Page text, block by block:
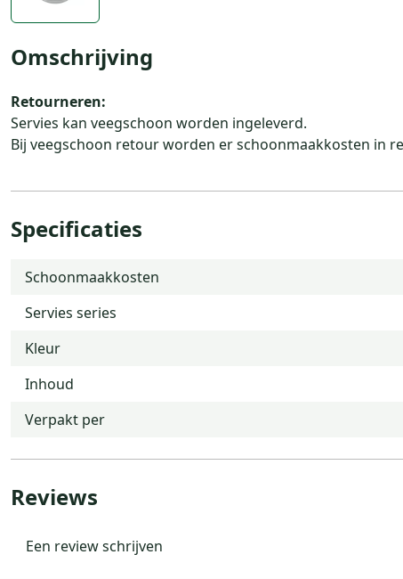
Omschrijving
Retourneren:
Servies kan veegschoon worden ingeleverd.
Bij veegschoon retour worden er schoonmaakkosten in
Specificaties
Schoonmaakkosten
Servies series
Kleur
Inhoud
Verpakt per
Reviews
Een review schrijven